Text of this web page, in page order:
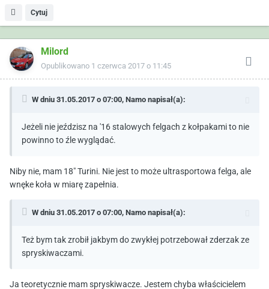
Cytuj
Milord
Opublikowano 1 czerwca 2017 o 11:45
W dniu 31.05.2017 o 07:00, Namo napisał(a):
Jeżeli nie jeździsz na '16 stalowych felgach z kołpakami to nie
powinno to źle wyglądać.
Niby nie, mam 18" Turini. Nie jest to może ultrasportowa felga, ale
wnęke koła w miarę zapełnia.
W dniu 31.05.2017 o 07:00, Namo napisał(a):
Też bym tak zrobił jakbym do zwykłej potrzebował zderzak ze
spryskiwaczami.
Ja teoretycznie mam spryskiwacze. Jestem chyba właścicielem